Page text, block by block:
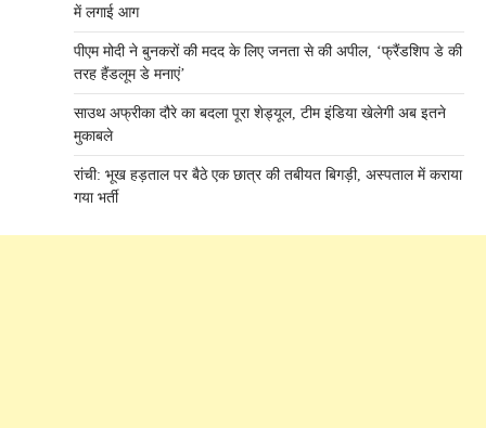
में लगाई आग
पीएम मोदी ने बुनकरों की मदद के लिए जनता से की अपील, ‘फ्रैंडशिप डे की
तरह हैंडलूम डे मनाएं’
साउथ अफ्रीका दौरे का बदला पूरा शेड्यूल, टीम इंडिया खेलेगी अब इतने
मुकाबले
रांची: भूख हड़ताल पर बैठे एक छात्र की तबीयत बिगड़ी, अस्पताल में कराया
गया भर्ती